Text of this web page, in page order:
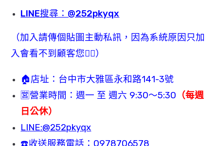
LINE搜尋：@252pkyqx
（加入請傳個貼圖主動私訊，因為系統原因只加
入會看不到顧客您🙇‍♂️）
🏠店址：台中市大雅區永和路141-3號
🈺️營業時間：週一 至 週六 9:30～5:30 （每週
日公休）
LINE:@252pkyqx
☎️收送服務電話：0978706578